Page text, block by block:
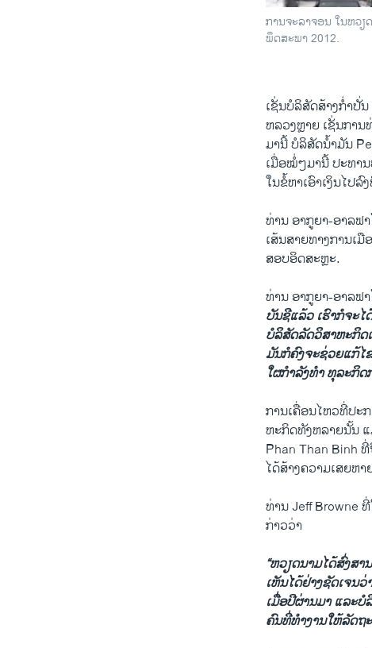
ການຈະລາຈອນ ໃນຫວຽ
ພຶດສະພາ 2012.
ເຊັ່ນບໍລິສັດ​ສ້າງ​ກໍ່າ​ປັ່
ຫລວງຫຼາຍ ​ເຊັ່ນ​ການ
ມາ​ນີ້ ບໍລິສັດ​ນໍ້າມັນ
ເມື່ອ​ໝໍ່ໆ​ມາ​ນີ້​ ປະ​ທາ
ໃນ​ຂໍ້​ຫາ​ເອົາ​ເງິນ​ໄປ​
ທ່ານ ອາ​ກູ​ຍາ-ອາລຟ
ເສ້ນ​ສາຍທາງ​ການ​ເ
​ສອບ​ອິດສະຫຼະ.
ທ່ານ ອາ​ກູ​ຍາ-ອາລຟ
ບັນຊີແລ້ວ ​ເຮົາກໍ​ຈະໄ
​ບໍລິສັດລັດ​ວິ​ສາ​ຫະກິດ​
ມັນ​ກໍ​ຄົງ​ຈະຊ່ວຍ​ແກ້​ໄ
ໃຜກໍາລັງ​ທໍາທຸລະ​ກິດ​
ການ​ເຄື່ອນ​ໄຫວທີ່ປະ
ຫະກິດ​ທັງຫລາຍນັ້ນ
Phan Than Binh
ໄດ້​ສ້າງ​ຄວາມ​ເສຍ​ຫ
ທ່ານ Jeff Browne
ກ່າວ​ວ່າ
“ຫວຽດນາມ​ໄດ້ສົ່ງ​ສາ
ເຫັນ​ໄດ້​ຢ່າງ​ຊັດ​ເຈນ​
ເມື່ອ​ປີຜ່ານມາ​ ​ແລະ​
ຄົນ​ທີ່​ທໍາ​ງານ​ໃຫ້ລັດຖ